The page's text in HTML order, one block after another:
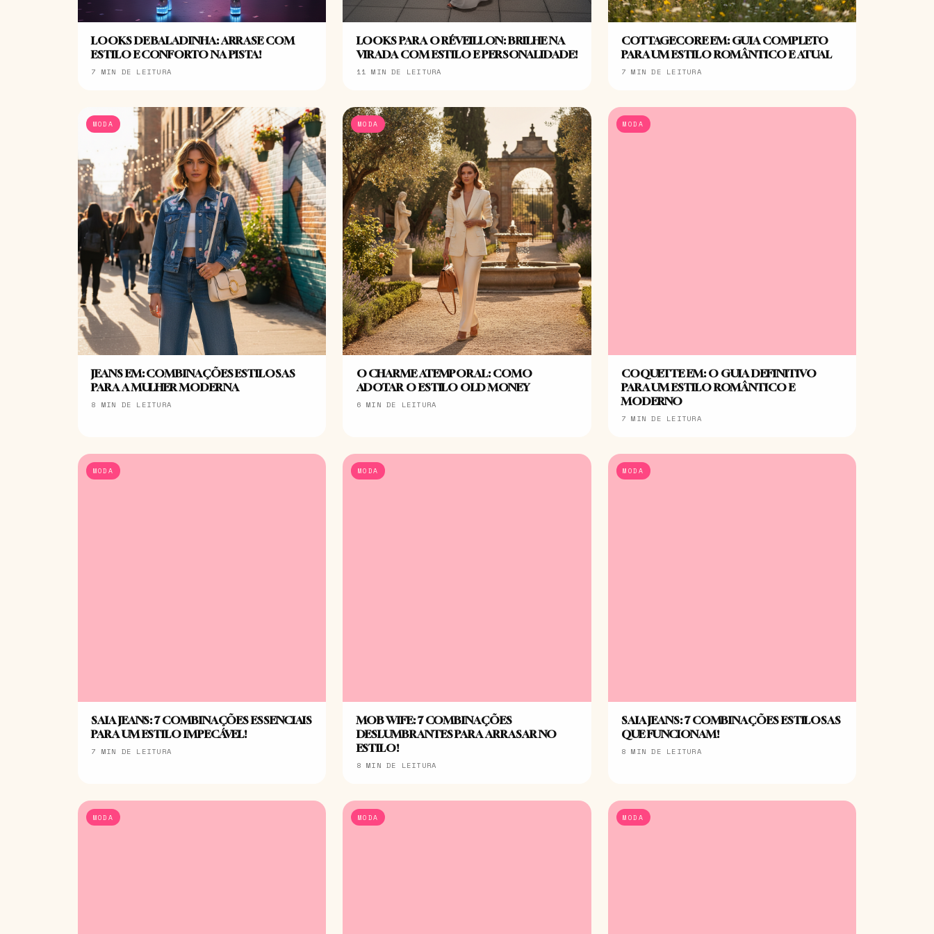
LOOKS DE BALADINHA: ARRASE COM
ESTILO E CONFORTO NA PISTA!
7 MIN DE LEITURA
LOOKS PARA O RÉVEILLON: BRILHE NA
VIRADA COM ESTILO E PERSONALIDADE!
11 MIN DE LEITURA
COTTAGECORE EM: GUIA COMPLETO
PARA UM ESTILO ROMÂNTICO E ATUAL
7 MIN DE LEITURA
MODA
JEANS EM: COMBINAÇÕES ESTILOSAS
PARA A MULHER MODERNA
8 MIN DE LEITURA
MODA
O CHARME ATEMPORAL: COMO
ADOTAR O ESTILO OLD MONEY
6 MIN DE LEITURA
MODA
COQUETTE EM: O GUIA DEFINITIVO
PARA UM ESTILO ROMÂNTICO E
MODERNO
7 MIN DE LEITURA
MODA
SAIA JEANS: 7 COMBINAÇÕES ESSENCIAIS
PARA UM ESTILO IMPECÁVEL!
7 MIN DE LEITURA
MODA
MOB WIFE: 7 COMBINAÇÕES
DESLUMBRANTES PARA ARRASAR NO
ESTILO!
8 MIN DE LEITURA
MODA
SAIA JEANS: 7 COMBINAÇÕES ESTILOSAS
QUE FUNCIONAM!
8 MIN DE LEITURA
MODA MODA MODA